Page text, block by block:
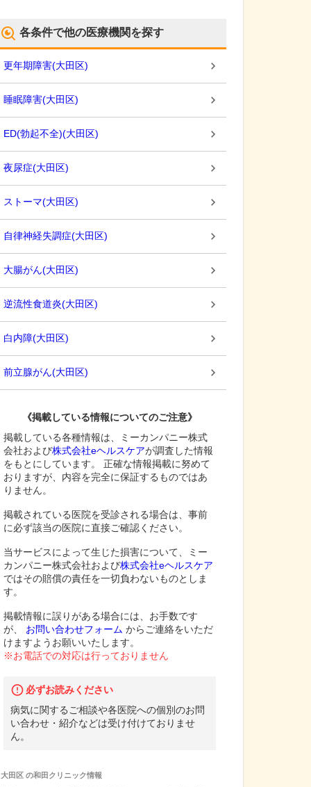
各条件で他の医療機関を探す
更年期障害(大田区)
睡眠障害(大田区)
ED(勃起不全)(大田区)
夜尿症(大田区)
ストーマ(大田区)
自律神経失調症(大田区)
大腸がん(大田区)
逆流性食道炎(大田区)
白内障(大田区)
前立腺がん(大田区)
《掲載している情報についてのご注意》
掲載している各種情報は、ミーカンパニー株式
会社および株式会社eヘルスケアが調査した情報
をもとにしています。 正確な情報掲載に努めて
おりますが、内容を完全に保証するものではあ
りません。
掲載されている医院を受診される場合は、事前
に必ず該当の医院に直接ご確認ください。
当サービスによって生じた損害について、ミー
カンパニー株式会社および株式会社eヘルスケア
ではその賠償の責任を一切負わないものとしま
す。
掲載情報に誤りがある場合には、お手数です
が、
お問い合わせフォーム からご連絡をいただ
けますようお願いいたします。
※お電話での対応は行っておりません
必ずお読みください
病気に関するご相談や各医院への個別のお問
い合わせ・紹介などは受け付けておりませ
ん。
大田区の和田クリニック情報